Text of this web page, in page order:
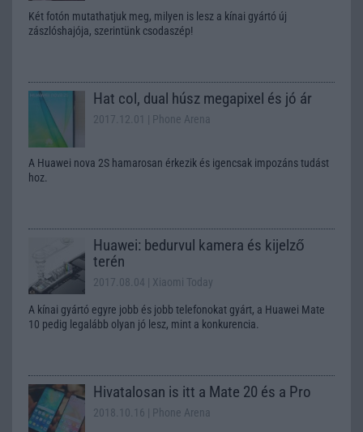
Két fotón mutathatjuk meg, milyen is lesz a kínai gyártó új
zászlóshajója, szerintünk csodaszép!
Hat col, dual húsz megapixel és jó ár
2017.12.01 | Phone Arena
A Huawei nova 2S hamarosan érkezik és igencsak impozáns tudást
hoz.
Huawei: bedurvul kamera és kijelző
terén
2017.08.04 | Xiaomi Today
A kínai gyártó egyre jobb és jobb telefonokat gyárt, a Huawei Mate
10 pedig legalább olyan jó lesz, mint a konkurencia.
Hivatalosan is itt a Mate 20 és a Pro
2018.10.16 | Phone Arena